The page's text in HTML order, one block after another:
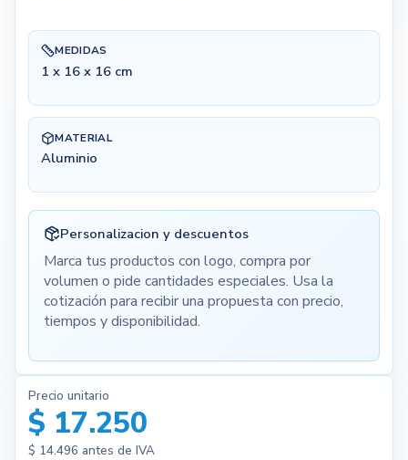
MEDIDAS
1 x 16 x 16 cm
MATERIAL
Aluminio
Personalizacion y descuentos
Marca tus productos con logo, compra por
volumen o pide cantidades especiales. Usa la
cotización para recibir una propuesta con precio,
tiempos y disponibilidad.
Precio unitario
$ 17.250
$ 14.496 antes de IVA